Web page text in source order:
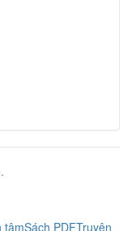
tâmSách PDFTruyện